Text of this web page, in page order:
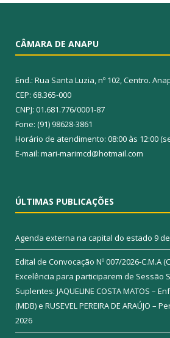
CÂMARA DE ANAPU
End.: Rua Santa Luzia, nº 102, Centro.
CEP: 68.365-000
CNPJ: 01.681.776/0001-87
Fone: (91) 98628-3861
Horário de atendimento: 08:00 às 12:00
E-mail: mari-marimcd@hotmail.com
ÚLTIMAS PUBLICAÇÕES
Agenda externa na capital do estado 9
Edital de Convocação Nº 007/2026-C.M.A
Excelência para participarem de Sessão
Suplentes: JAQUELINE COSTA MATOS –
(MDB) e RUSEVEL PEREIRA DE ARAÚJO –
2026